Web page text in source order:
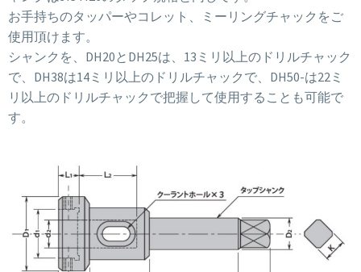
お手持ちのタッパーやコレット、ミーリングチャックをご
使用頂けます。
シャンクを、DH20とDH25は、13ミリ以上のドリルチャック
で、DH38は14ミリ以上のドリルチャックで、DH50-は22ミ
リ以上のドリルチャックで把握して使用することも可能で
す。